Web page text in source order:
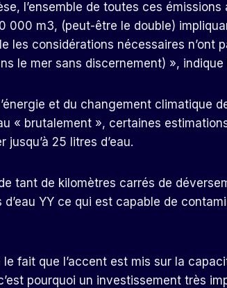
l’ensemble de toutes ces
000 m3, (peut-être le double)
les considérations nécessaires n’ont
le mer sans discernement) », indique
et du changement climatique
« brutalement », certaines
25 litres d’eau.
tant de kilomètres carrés de
YY ce qui est capable de
fait que l’accent est mis sur la
pourquoi un investissement très